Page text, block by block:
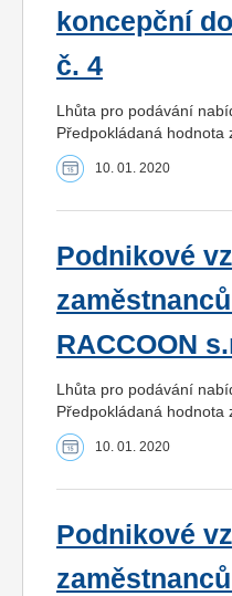
koncepční
č. 4
Lhůta pro podávání
Předpokládaná hodnota
10. 01. 2020
Podnikové
RACCOON
Lhůta pro podávání
Předpokládaná hodnota
10. 01. 2020
Podnikové